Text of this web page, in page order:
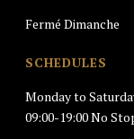
Fermé Dimanche
SCHEDULES
Monday to
09:00-19:00 No